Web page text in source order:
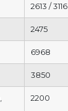
2613 / 3116
2475
6968
3850
2200